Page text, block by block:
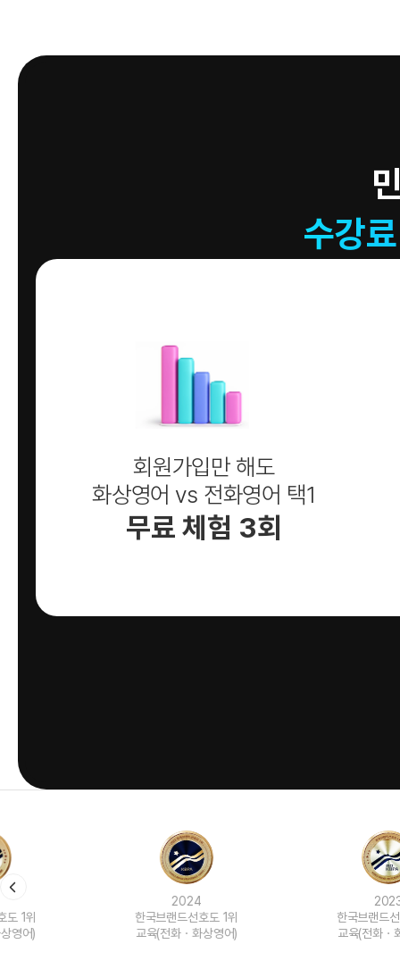
수강
회원가입만 해도
화상영어 vs 전화영어 택1
무료 체험 3회
한국브랜드선호도 1위
교육(전화ㆍ화상영어)
한국브랜드선호도 1위
교육(전화ㆍ화상영어)